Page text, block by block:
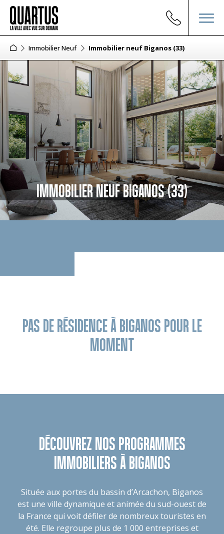
Immobilier Neuf Immobilier neuf Biganos (33)
IMMOBILIER NEUF BIGANOS (33)
PAS DE RÉSIDENCE À BIGANOS POUR LE
MOMENT
DÉCOUVREZ NOS PROGRAMMES
IMMOBILIERS À BIGANOS
Située aux portes du bassin d’Arcachon, Biganos
est une ville dynamique et animée du sud-ouest de
la France qui voit défiler de nombreux touristes en
été. Elle regroupe plus de 1 000 entreprises et